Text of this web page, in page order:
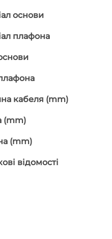
основи
плафона
кабеля (mm)
(mm)
(mm)
відомості